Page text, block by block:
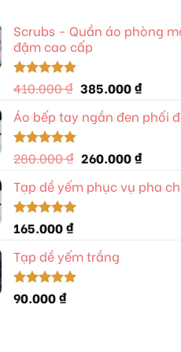
Scrubs - Quần áo phòng
đậm cao cấp
Được xếp
hạng5.00
5 sao
410.000₫ Giá
là:
385.000₫Giá
tại
Áo bếp tay ngắn đen phối
Được xếp
hạng5.00
5 sao
280.000₫ Giá
là:
260.000₫Giá
tại
Tạp dề yếm phục vụ pha
Được xếp
hạng5.00
5 sao
165.000₫
Tạp dề yếm trắng
Được xếp
hạng5.00
90.000₫